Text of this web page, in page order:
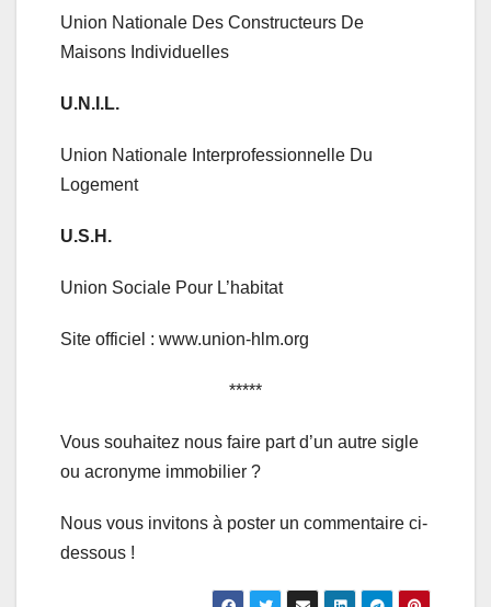
Union Nationale Des Constructeurs De
Maisons Individuelles
U.N.I.L.
Union Nationale Interprofessionnelle Du
Logement
U.S.H.
Union Sociale Pour L’habitat
Site officiel : www.union-hlm.org
*****
Vous souhaitez nous faire part d’un autre sigle
ou acronyme immobilier ?
Nous vous invitons à poster un commentaire ci-
dessous !